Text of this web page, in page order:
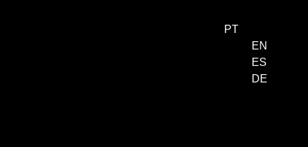
PT
EN
ES
DE